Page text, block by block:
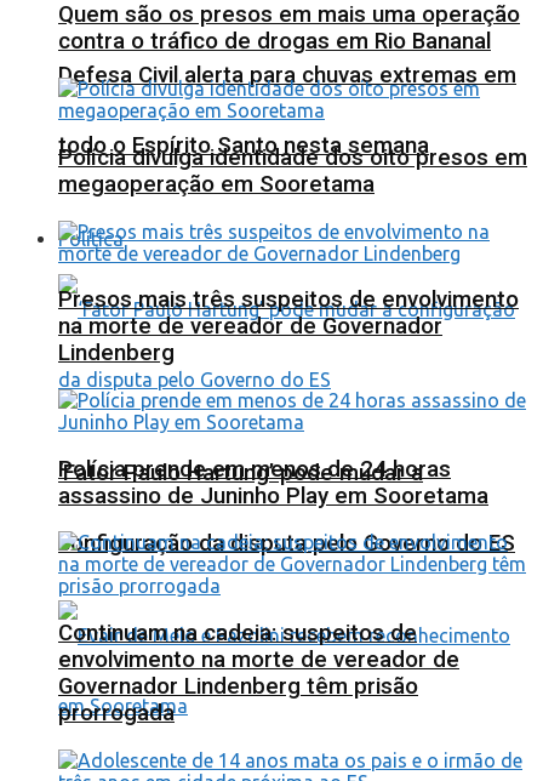
Defesa Civil alerta para chuvas extremas em
todo o Espírito Santo nesta semana
Política
‘Fator Paulo Hartung’ pode mudar a
configuração da disputa pelo Governo do ES
Quem são os presos em mais uma operação
contra o tráfico de drogas em Rio Bananal
Polícia divulga identidade dos oito presos em
megaoperação em Sooretama
Presos mais três suspeitos de envolvimento
na morte de vereador de Governador
Lindenberg
Polícia prende em menos de 24 horas
assassino de Juninho Play em Sooretama
Continuam na cadeia: suspeitos de
envolvimento na morte de vereador de
Governador Lindenberg têm prisão
prorrogada